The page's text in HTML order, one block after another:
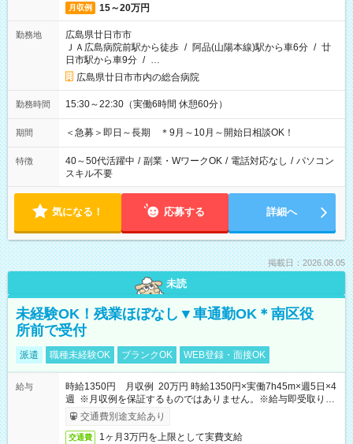
月収例 15～20万円
勤務地
広島県廿日市市
ＪＡ広島病院前駅から徒歩 / 阿品(山陽本線)駅から車6分 / 廿
日市駅から車9分 / …
広島県廿日市市内の総合病院
勤務時間 15:30～22:30（実働6時間 休憩60分）
期間 ＜急募＞即日～長期 ＊9月～10月～開始日相談OK！
特徴 40～50代活躍中 / 副業・WワークOK / 電話対応なし / パソコン
スキル不要
気になる！ 応募する 詳細へ
掲載日：2026.08.05
未読
未経験OK！残業ほぼなし▼車通勤OK＊南区役
所前で受付
派遣 職種未経験OK ブランクOK WEB登録・面接OK
給与
時給1350円 月収例 20万円 時給1350円×実働7h45m×週5日×4
週 ※月収例を保証するものではありません。※給与即受取りサ
ービス利用可（利用条件有）
交通費別途支給あり
交通費 1ヶ月3万円を上限として実費支給